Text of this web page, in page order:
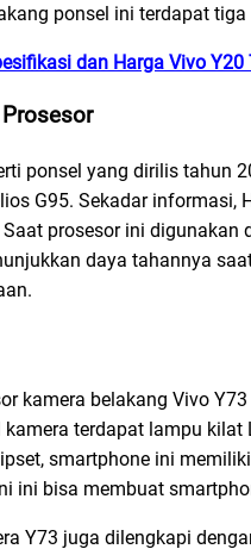
ponsel ini terdapat
dan Harga Vivo Y20
ponsel yang dirilis tahun
G95. Sekadar informasi,
prosesor ini
daya tahannya
kamera belakang Vivo
terdapat lampu
smartphone ini
ini bisa membuat
Y73 juga dilengkapi